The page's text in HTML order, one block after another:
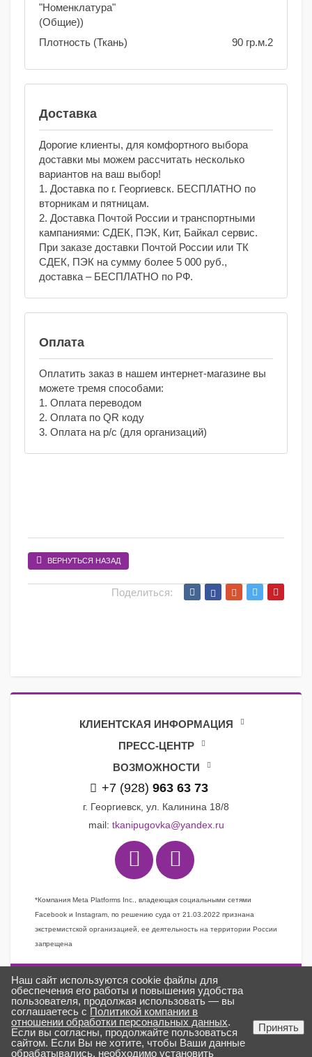
"Номенклатура"
(Общие))
Плотность (Ткань) 90 гр.м.2
Доставка
Дорогие клиенты, для комфортного выбора
доставки мы можем рассчитать несколько
вариантов на ваш выбор!
1. Доставка по г. Георгиевск. БЕСПЛАТНО по
вторникам и пятницам.
2. Доставка Почтой России и транспортными
кампаниями: СДЕК, ПЭК, Кит, Байкал сервис.
При заказе доставки Почтой России или ТК
СДЕК, ПЭК на сумму более 5 000 руб.,
доставка – БЕСПЛАТНО по РФ.
Оплата
Оплатить заказ в нашем интернет-магазине вы
можете тремя способами:
1. Оплата переводом
2. Оплата по QR коду
3. Оплата на р/с (для организаций)
ВЕРНУТЬСЯ НАЗАД
Поделиться:
КЛИЕНТСКАЯ ИНФОРМАЦИЯ
ПРЕСС-ЦЕНТР
ВОЗМОЖНОСТИ
+7 (928) 963 63 73
г. Георгиевск, ул. Калинина 18/8
mail: tkanipugovka@yandex.ru
*Компания Meta Platforms Inc., владеющая социальными сетями
Facebook и Instagram, по решению суда от 21.03.2022 признана
экстремистской организацией, ее деятельность на территории России
запрещена
Задать вопрос
Заказать звонок
Создано вГИПЕРКУБ®
ткани «Пуговка» © 2025
Наш сайт используются cookie файлы для
обеспечения его работы и повышения удобства
пользователя, продолжая использовать — вы
соглашаетесь с Политикой компании в
отношении обработки персональных данных.
Если вы согласны, продолжайте пользоваться
сайтом. Если Вы не хотите, чтобы Ваши данные
обрабатывались, необходимо установить
Принять